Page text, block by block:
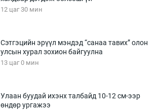
12 цаг 30 мин
Сэтгэцийн эрүүл мэндэд “санаа тавих” олон
улсын хурал зохион байгуулна
13 цаг 0 мин
Улаан буудай ихэнх талбайд 10-12 см-ээр
өндөр ургажээ